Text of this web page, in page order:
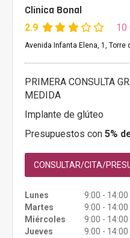
Clínica Bonal
2.9 10
Avenida Infanta Elena, 1, Torre
PRIMERA CONSULTA
MEDIDA
Implante de glúteo
Presupuestos con 5%
CONSULTAR/CITA/
Lunes
9:00 -
Martes
9:00 -
Miércoles
9:00 -
Jueves
9:00 -